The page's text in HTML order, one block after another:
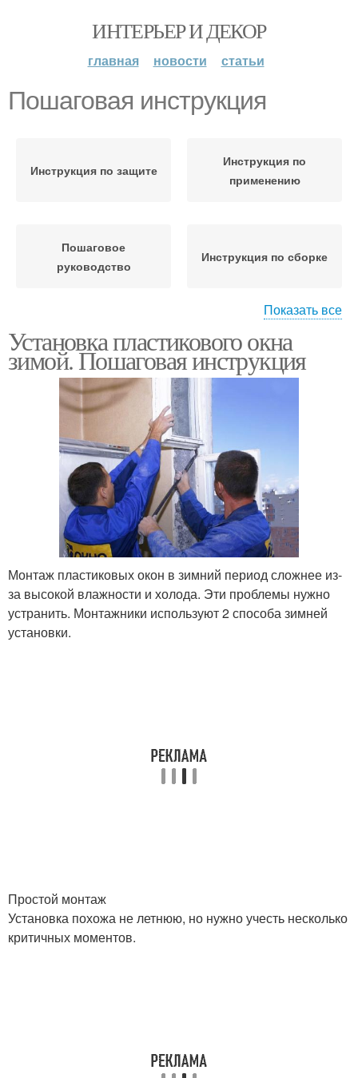
ИНТЕРЬЕР И ДЕКОР
главная новости статьи
Пошаговая инструкция
Инструкция по защите
Инструкция по
применению
Пошаговое
руководство
Инструкция по сборке
изготовлению
Показать все
Установка пластикового окна
зимой. Пошаговая инструкция
Монтаж пластиковых окон в зимний период сложнее из-
за высокой влажности и холода. Эти проблемы нужно
устранить. Монтажники используют 2 способа зимней
установки.
Простой монтаж
Установка похожа не летнюю, но нужно учесть несколько
критичных моментов.